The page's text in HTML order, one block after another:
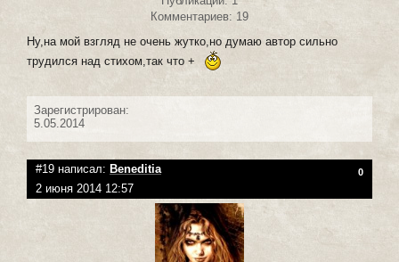
Комментариев: 19
Ну,на мой взгляд не очень жутко,но думаю автор сильно
трудился над стихом,так что +
Зарегистрирован:
5.05.2014
#19 написал: Beneditia 0
2 июня 2014 12:57